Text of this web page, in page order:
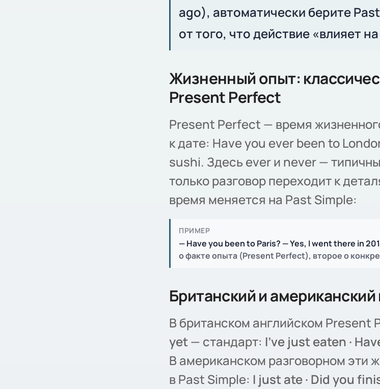
ago), автоматически берите
от того, что действие «влияет
Жизненный опыт:
Present Perfect
Present Perfect — время
к дате: Have you ever been to
sushi. Здесь ever и never —
только разговор переходит к
время меняется на Past Simple:
ПРИМЕР
— Have you beento Paris? — Yes, Iwentthere in
о факте опыта (Present Perfect), второе о
Британский и
В британском английском Present
yet — стандарт: I've just eaten ·
В американском разговорном эти
в Past Simple: I just ate · Did you